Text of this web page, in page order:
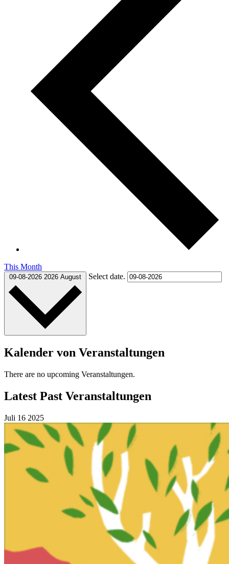
This Month
09-08-2026 2026 August Select date.
Kalender von Veranstaltungen
There are no upcoming Veranstaltungen.
Latest Past Veranstaltungen
Juli 16 2025